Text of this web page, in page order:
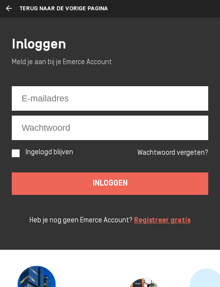
TERUG NAAR DE VORIGE PAGINA
Inloggen
Meld je aan bij je Emerce Account
Ingelogd blijven Wachtwoord vergeten?
INLOGGEN
Heb je nog geen Emerce Account? Registreer gratis